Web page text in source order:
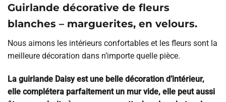
Guirlande décorative de fleurs
blanches – marguerites, en velours.
Nous aimons les intérieurs confortables et les fleurs sont la
meilleure décoration dans n’importe quelle pièce.
La guirlande Daisy est une belle décoration d’intérieur,
elle complétera parfaitement un mur vide, elle peut aussi